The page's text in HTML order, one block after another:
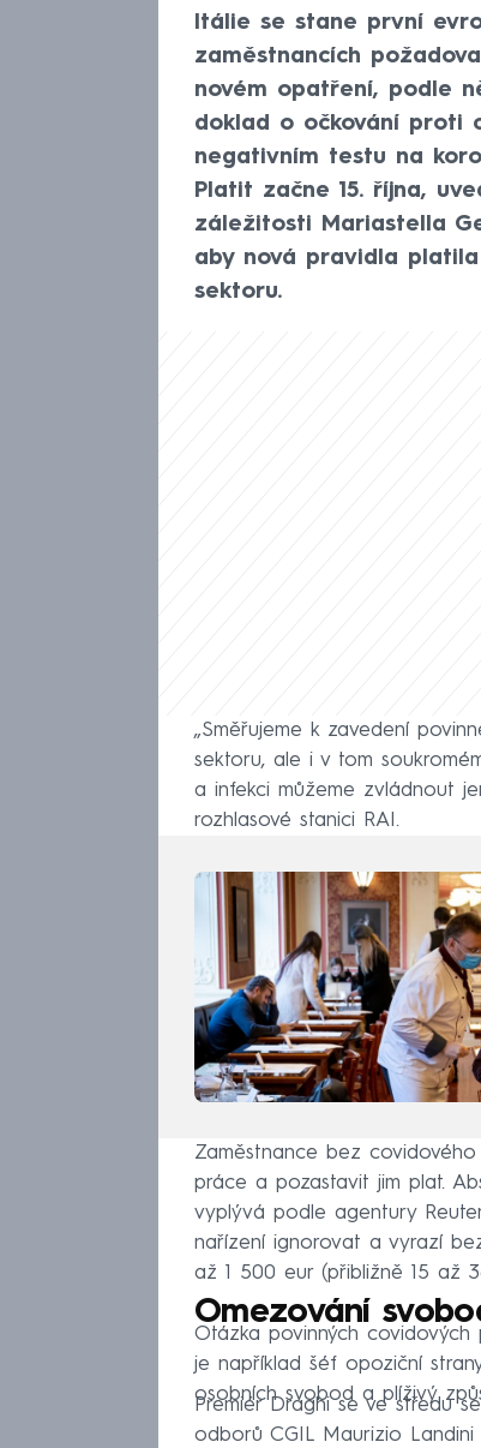
Itálie se stane první
zaměstnancích
novém opatření, podle
doklad o očkování proti
negativním testu na
Platit začne 15. října,
záležitosti Mariastella
aby nová pravidla
sektoru.
„Směřujeme k zavedení
sektoru, ale i v tom
a infekci můžeme zvládnout
rozhlasové stanici RAI.
Zaměstnance bez
práce a pozastavit jim plat.
vyplývá podle agentury
nařízení ignorovat a vyrazí
až 1 500 eur (přibližně 15 až
Omezování
Otázka povinných covidových
je například šéf opoziční
osobních svobod a plíživý
Premiér Draghi se ve středu
odborů CGIL Maurizio